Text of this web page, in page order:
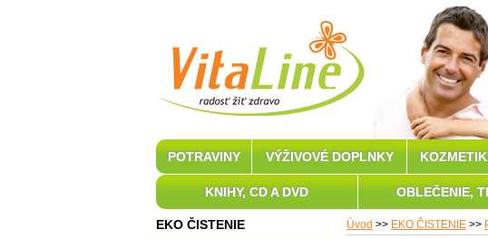
Úvod >> EKO ČISTENIE >>
EKO ČISTENIE
POTRAVINY VÝŽIVOVÉ DOPLNKY
KNIHY, CD A DVD OBLEČENIE,